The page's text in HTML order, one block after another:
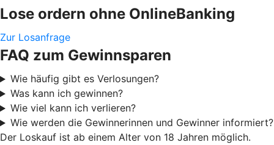
Lose ordern ohne OnlineBanking
Zur Losanfrage
FAQ zum Gewinnsparen
Wie häufig gibt es Verlosungen?
Was kann ich gewinnen?
Wie viel kann ich verlieren?
Wie werden die Gewinnerinnen und Gewinner informiert?
Der Loskauf ist ab einem Alter von 18 Jahren möglich.